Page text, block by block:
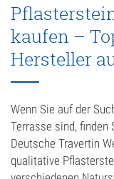
Mauersteine
Sandstein
Möbel
Mörtel
kaufen –
Hersteller
Wenn Sie auf der
Terrasse sind, finden
Deutsche Travertin
qualitative